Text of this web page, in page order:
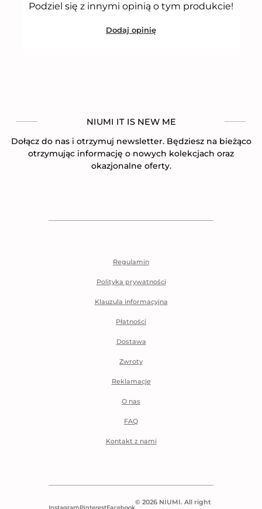
Podziel się z innymi opinią o tym produkcie!
Dodaj opinię
NIUMI IT IS NEW ME
Dołącz do nas i otrzymuj newsletter. Będziesz na bieżąco
otrzymując informację o nowych kolekcjach oraz
okazjonalne oferty.
Regulamin
Polityka prywatności
Klauzula informacyjna
Płatności
Dostawa
Zwroty
Reklamacje
O nas
FAQ
Kontakt z nami
InstagramPinterestFacebook
© 2026 NIUMI. All right